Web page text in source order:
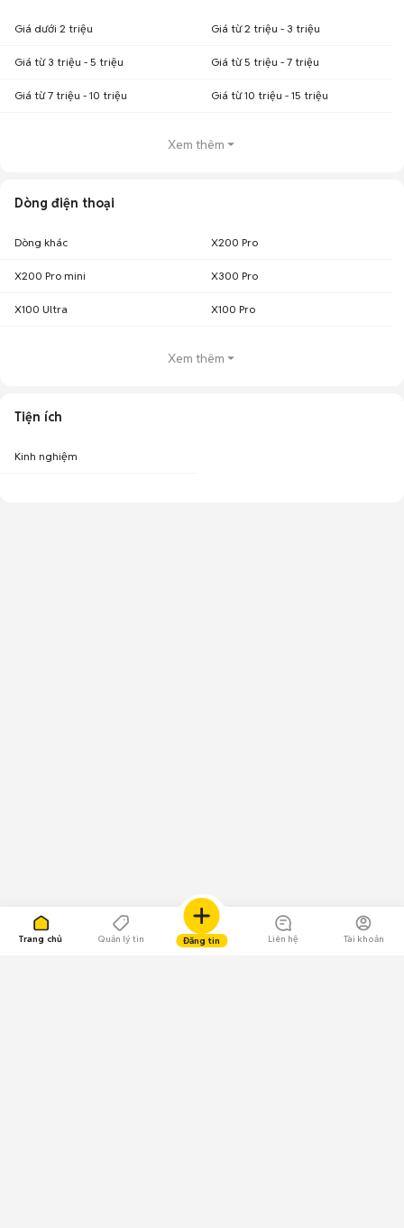
Trang chủ Quản lý tin Đăng tin Liên hệ Tài khoản
Giá dưới 2 triệu Giá từ 2 triệu - 3 triệu
Giá từ 3 triệu - 5 triệu Giá từ 5 triệu - 7 triệu
Giá từ 7 triệu - 10 triệu Giá từ 10 triệu - 15 triệu
Xem thêm
Dòng điện thoại
Dòng khác X200 Pro
X200 Pro mini X300 Pro
X100 Ultra X100 Pro
Xem thêm
Tiện ích
Kinh nghiệm